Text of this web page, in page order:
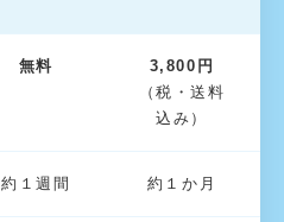
無料
3,800円
（税・送料
込み）
約１週間 約１か月